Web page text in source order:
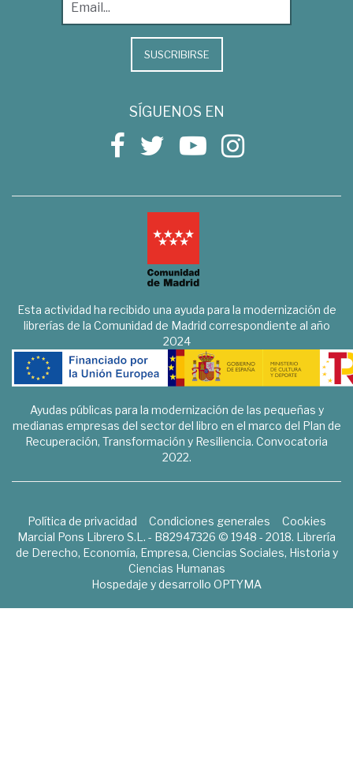
SUSCRIBIRSE
SÍGUENOS EN
Esta actividad ha recibido una ayuda para la modernización de
librerías de la Comunidad de Madrid correspondiente al año
2024
Ayudas públicas para la modernización de las pequeñas y
medianas empresas del sector del libro en el marco del Plan de
Recuperación, Transformación y Resiliencia. Convocatoria
2022.
Política de privacidad Condiciones generales
Cookies
Marcial Pons Librero S.L. - B82947326 © 1948 - 2018. Librería
de Derecho, Economía, Empresa, Ciencias Sociales, Historia y
Ciencias Humanas
Hospedaje y desarrollo OPTYMA